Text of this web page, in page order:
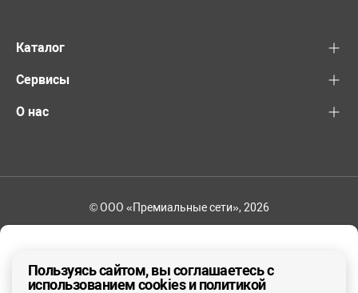
Каталог
Сервисы
О нас
© ООО «Премиальные сети», 2026
Пользуясь сайтом, вы соглашаетесь с
использованием cookies и политикой